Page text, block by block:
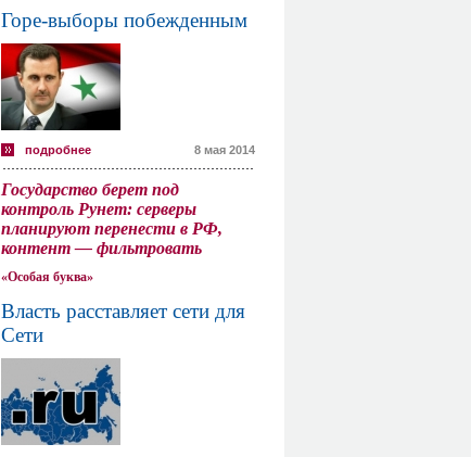
Горе-выборы побежденным
подробнее 8 мая 2014
Государство берет под
контроль Рунет: серверы
планируют перенести в РФ,
контент — фильтровать
«Особая буква»
Власть расставляет сети для
Сети